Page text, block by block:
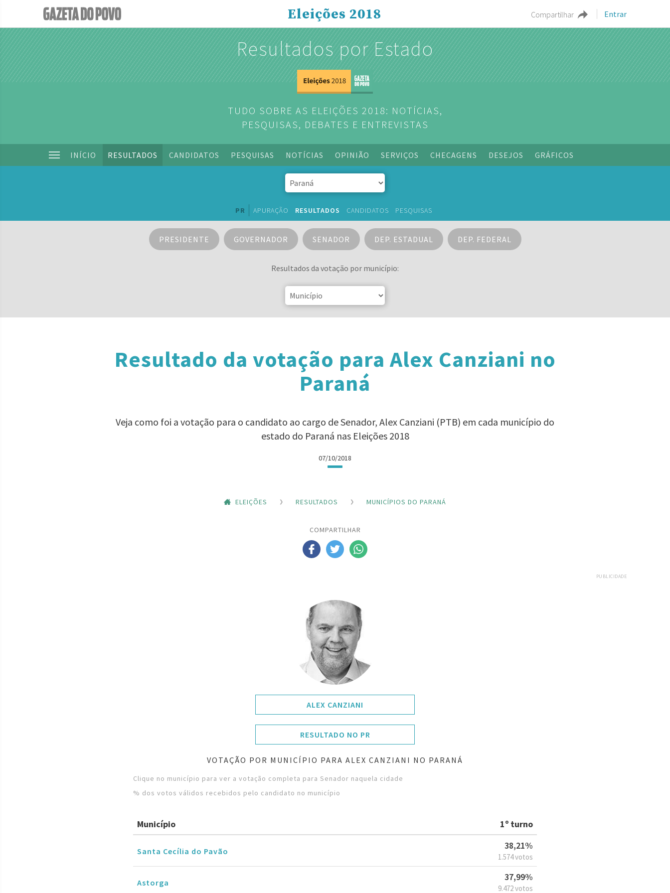
Compartilhar Entrar
Eleições 2018
Resultados por Estado
TUDO SOBRE AS ELEIÇÕES 2018: NOTÍCIAS,
PESQUISAS, DEBATES E ENTREVISTAS
INÍCIO RESULTADOS CANDIDATOS PESQUISAS NOTÍCIAS OPINIÃO SERVIÇOS CHECAGENS DESEJOS GRÁFICOS
PR APURAÇÃO RESULTADOS CANDIDATOS PESQUISAS
PRESIDENTE GOVERNADOR SENADOR DEP. ESTADUAL DEP. FEDERAL
Resultados da votação por município:
Resultado da votação para Alex Canziani no
Paraná
Veja como foi a votação para o candidato ao cargo de Senador, Alex Canziani (PTB) em cada município do
estado do Paraná nas Eleições 2018
07/10/2018
ELEIÇÕES RESULTADOS MUNICÍPIOS DO PARANÁ
COMPARTILHAR
PUBLICIDADE
ALEX CANZIANI
RESULTADO NO PR
VOTAÇÃO POR MUNICÍPIO PARA ALEX CANZIANI NO PARANÁ
Clique no município para ver a votação completa para Senador naquela cidade
% dos votos válidos recebidos pelo candidato no município
Município 1º turno
Santa Cecília do Pavão
38,21%
1.574 votos
Astorga
37,99%
9.472 votos